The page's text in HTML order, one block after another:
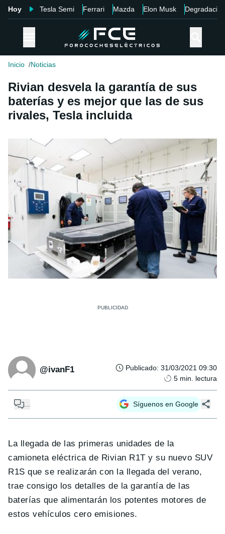
Hoy Tesla Semi Ferrari Mazda Elon Musk Degradación
Inicio Noticias
Rivian desvela la garantía de sus
baterías y es mejor que las de sus
rivales, Tesla incluida
@ivanF1 Publicado: 31/03/2021 09:30
5 min. lectura
Síguenos en Google
La llegada de las primeras unidades de la
camioneta eléctrica de Rivian R1T y su nuevo SUV
R1S que se realizarán con la llegada del verano,
trae consigo los detalles de la garantía de las
baterías que alimentarán los potentes motores de
estos vehículos cero emisiones.